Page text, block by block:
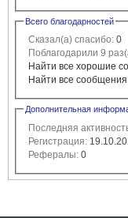
Всего благодарностей
Сказал(а) спасибо: 0
Поблагодарили 9
Найти все хорошие
Найти все
Дополнительная
Последняя
Регистрация:
Рефералы: 0